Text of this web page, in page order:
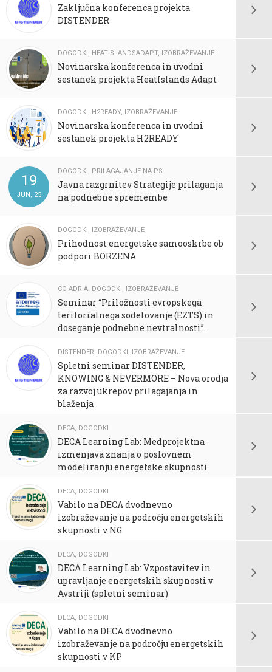
Zaključna konferenca projekta
DISTENDER
DOGODKI, HEATISLANDSADAPT, IZOBRAŽEVANJE
Novinarska konferenca in uvodni
sestanek projekta HeatIslands Adapt
DOGODKI, H2READY, IZOBRAŽEVANJE
Novinarska konferenca in uvodni
sestanek projekta H2READY
19
JUN, 25
DOGODKI, PRILAGAJANJE NA PS
Javna razgrnitev Strategije prilaganja
na podnebne spremembe
DOGODKI, IZOBRAŽEVANJE
Prihodnost energetske samooskrbe ob
podpori BORZENA
CO-ADRIA, DOGODKI, IZOBRAŽEVANJE
Seminar “Priložnosti evropskega
teritorialnega sodelovanje (EZTS) in
doseganje podnebne nevtralnosti”.
DISTENDER, DOGODKI, IZOBRAŽEVANJE
Spletni seminar DISTENDER,
KNOWING & NEVERMORE – Nova orodja
za razvoj ukrepov prilagajanja in
blaženja
DECA, DOGODKI
DECA Learning Lab: Medprojektna
izmenjava znanja o poslovnem
modeliranju energetske skupnosti
DECA, DOGODKI
Vabilo na DECA dvodnevno
izobraževanje na področju energetskih
skupnosti v NG
DECA, DOGODKI
DECA Learning Lab: Vzpostavitev in
upravljanje energetskih skupnosti v
Avstriji (spletni seminar)
DECA, DOGODKI
Vabilo na DECA dvodnevno
izobraževanje na področju energetskih
skupnosti v KP